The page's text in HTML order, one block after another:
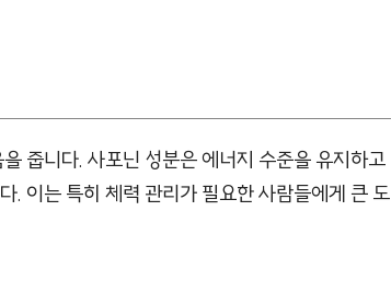
줍니다. 사포닌 성분은 에너지 수준을 유지하고
. 이는 특히 체력 관리가 필요한 사람들에게 큰 도